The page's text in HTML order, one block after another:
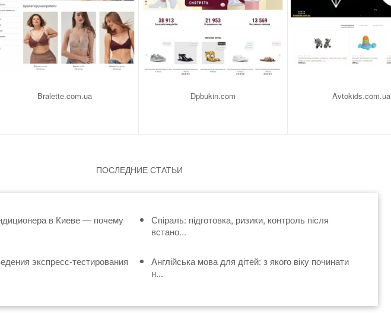
Bralette.com.ua Dpbukin.com Avtokids.com.ua
ПОСЛЕДНИЕ СТАТЬИ
в Киеве — почему
Спіраль: підготовка, ризики, контроль після
встано...
экспресс-тестирования
Англійська мова для дітей: з якого віку починати
н...